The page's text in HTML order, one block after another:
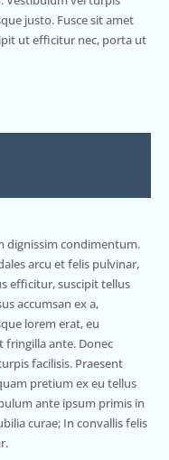
justo. Fusce sit amet
ut efficitur nec, porta ut
dignissim condimentum.
arcu et felis pulvinar,
efficitur, suscipit tellus
accumsan ex a,
lorem erat, eu
fringilla ante. Donec
facilisis. Praesent
pretium ex eu tellus
ante ipsum primis in
curae; In convallis felis